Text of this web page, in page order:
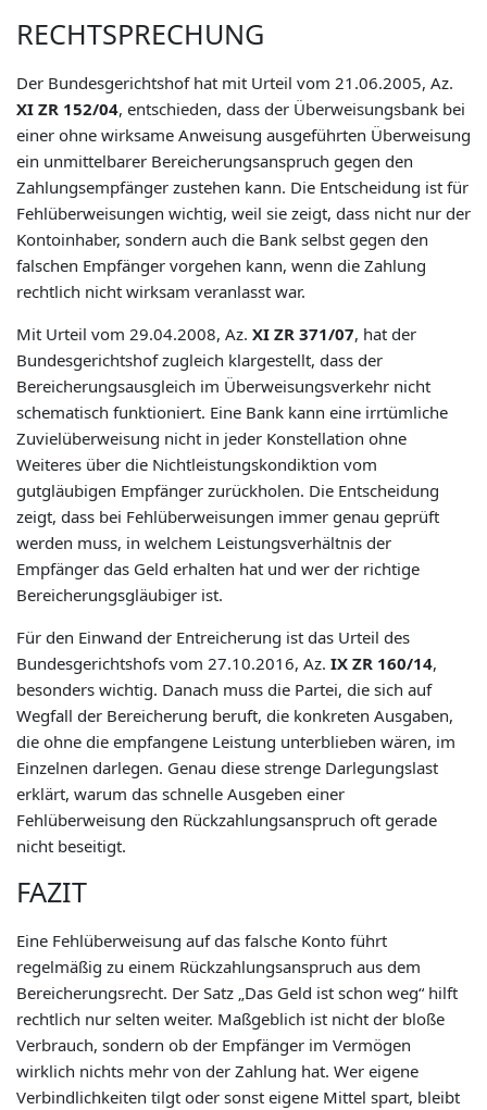
RECHTSPRECHUNG
Der Bundesgerichtshof hat mit Urteil vom 21.06.2005, Az.
XI ZR 152/04, entschieden, dass der Überweisungsbank bei
einer ohne wirksame Anweisung ausgeführten Überweisung
ein unmittelbarer Bereicherungsanspruch gegen den
Zahlungsempfänger zustehen kann. Die Entscheidung ist für
Fehlüberweisungen wichtig, weil sie zeigt, dass nicht nur der
Kontoinhaber, sondern auch die Bank selbst gegen den
falschen Empfänger vorgehen kann, wenn die Zahlung
rechtlich nicht wirksam veranlasst war.
Mit Urteil vom 29.04.2008, Az. XI ZR 371/07, hat der
Bundesgerichtshof zugleich klargestellt, dass der
Bereicherungsausgleich im Überweisungsverkehr nicht
schematisch funktioniert. Eine Bank kann eine irrtümliche
Zuvielüberweisung nicht in jeder Konstellation ohne
Weiteres über die Nichtleistungskondiktion vom
gutgläubigen Empfänger zurückholen. Die Entscheidung
zeigt, dass bei Fehlüberweisungen immer genau geprüft
werden muss, in welchem Leistungsverhältnis der
Empfänger das Geld erhalten hat und wer der richtige
Bereicherungsgläubiger ist.
Für den Einwand der Entreicherung ist das Urteil des
Bundesgerichtshofs vom 27.10.2016, Az. IX ZR 160/14,
besonders wichtig. Danach muss die Partei, die sich auf
Wegfall der Bereicherung beruft, die konkreten Ausgaben,
die ohne die empfangene Leistung unterblieben wären, im
Einzelnen darlegen. Genau diese strenge Darlegungslast
erklärt, warum das schnelle Ausgeben einer
Fehlüberweisung den Rückzahlungsanspruch oft gerade
nicht beseitigt.
FAZIT
Eine Fehlüberweisung auf das falsche Konto führt
regelmäßig zu einem Rückzahlungsanspruch aus dem
Bereicherungsrecht. Der Satz „Das Geld ist schon weg“ hilft
rechtlich nur selten weiter. Maßgeblich ist nicht der bloße
Verbrauch, sondern ob der Empfänger im Vermögen
wirklich nichts mehr von der Zahlung hat. Wer eigene
Verbindlichkeiten tilgt oder sonst eigene Mittel spart, bleibt